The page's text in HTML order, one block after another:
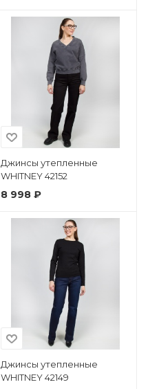
Джинсы утепленные
WHITNEY 42152
8 998 ₽
Джинсы утепленные
WHITNEY 42149